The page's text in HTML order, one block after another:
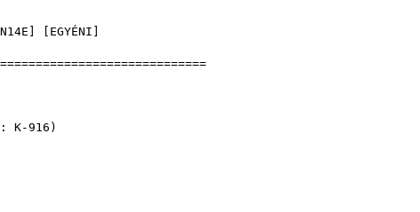
N14E EGYÉNI
K-916)